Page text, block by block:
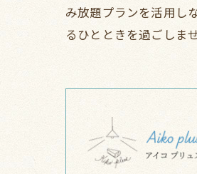
み放題プランを活用し
るひとときを過ごしま